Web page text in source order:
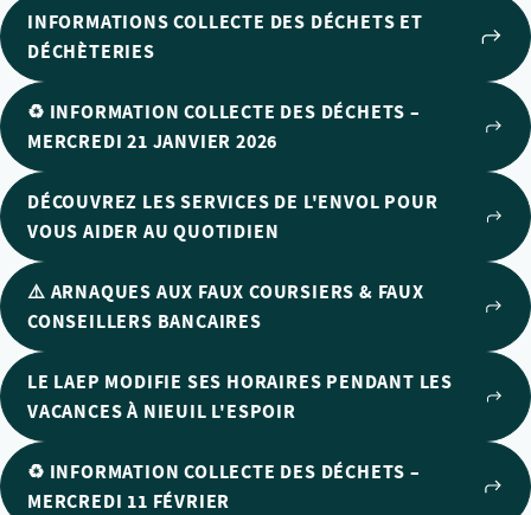
INFORMATIONS COLLECTE DES DÉCHETS ET
DÉCHÈTERIES
♻️ INFORMATION COLLECTE DES DÉCHETS –
MERCREDI 21 JANVIER 2026
DÉCOUVREZ LES SERVICES DE L'ENVOL POUR
VOUS AIDER AU QUOTIDIEN
⚠️ ARNAQUES AUX FAUX COURSIERS & FAUX
CONSEILLERS BANCAIRES
LE LAEP MODIFIE SES HORAIRES PENDANT LES
VACANCES À NIEUIL L'ESPOIR
♻️ INFORMATION COLLECTE DES DÉCHETS –
MERCREDI 11 FÉVRIER